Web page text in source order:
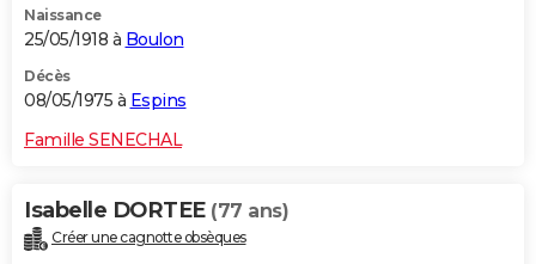
Naissance
25/05/1918 à Boulon
Décès
08/05/1975 à Espins
Famille SENECHAL
Isabelle DORTEE (77 ans)
Créer une cagnotte obsèques